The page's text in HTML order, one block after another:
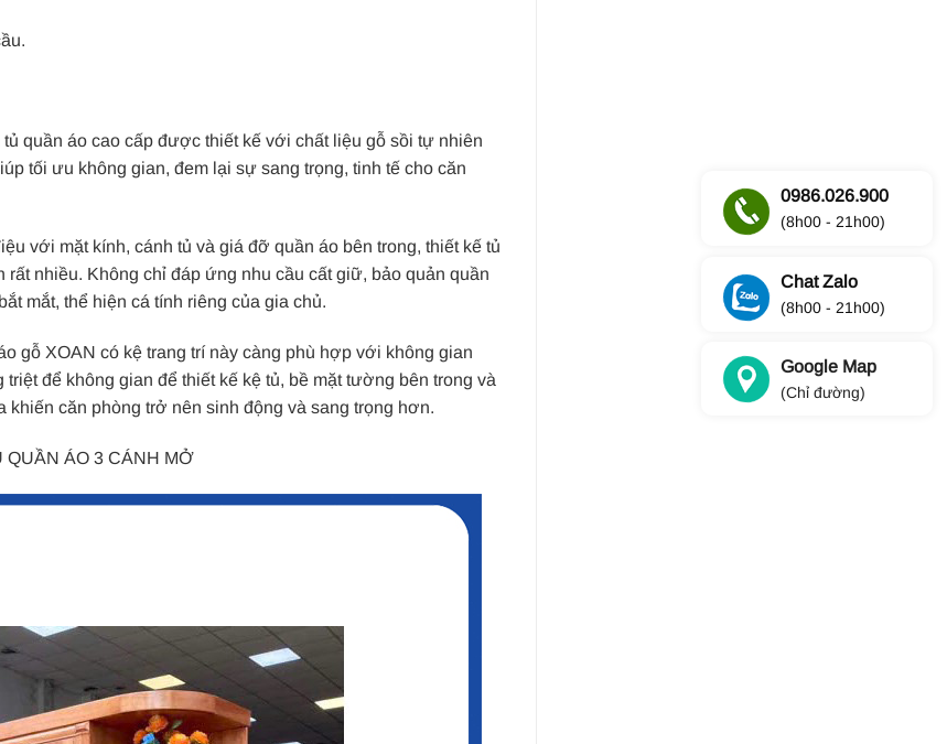
quần áo cao cấp được thiết kế với chất liệu gỗ sồi tự nhiên
tối ưu không gian, đem lại sự sang trọng, tinh tế cho căn
với mặt kính, cánh tủ và giá đỡ quần áo bên trong, thiết kế tủ
nhiều. Không chỉ đáp ứng nhu cầu cất giữ, bảo quản quần
mắt, thể hiện cá tính riêng của gia chủ.
gỗ XOAN có kệ trang trí này càng phù hợp với không gian
để không gian để thiết kế kệ tủ, bề mặt tường bên trong và
căn phòng trở nên sinh động và sang trọng hơn.
QUẦN ÁO 3 CÁNH MỞ
0986.026.900
(8h00 - 21h00)
Chat Zalo
(8h00 - 21h00)
Google Map
(Chỉ đường)